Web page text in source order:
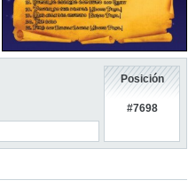
Posición
#7698